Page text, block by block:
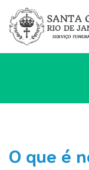
O que é